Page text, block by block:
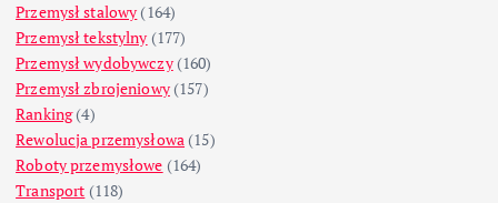
Przemysł stalowy (164)
Przemysł tekstylny (177)
Przemysł wydobywczy(160)
Przemysł zbrojeniowy(157)
Ranking(4)
Rewolucja przemysłowa (15)
Roboty przemysłowe (164)
Transport (118)